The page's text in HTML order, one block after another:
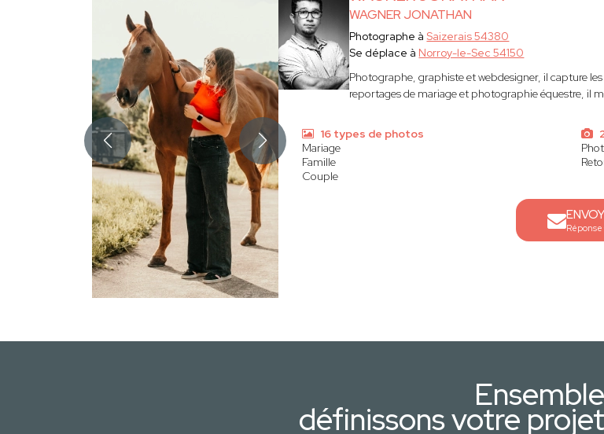
WAGNER JONATHAN
Photographe àSaizerais 54380
Se déplace à Norroy-le-Sec 54150
Photographe, graphiste et webdesigner, il capture
reportages de mariage et photographie équestre, il
16 types de photos
Mariage
Famille
Couple
Ensemble
définissons votre projet